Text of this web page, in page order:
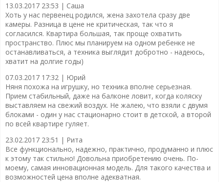
13.03.2017 23:53 | Саша
Хоть у нас первенец родился, жена захотела сразу две
камеры. Разница в цене не критическая, так что я
согласился. Квартира большая, так проще охватить
пространство. Плюс мы планируем на одном ребенке не
останавливаться, а техника выглядит добротно - надеюсь,
хватит на долгие годы)
07.03.2017 17:32 | Юрий
Няня похожа на игрушку, но техника вполне серьезная.
Прием стабильный, даже на балконе ловит, когда коляску
выставляем на свежий воздух. Не жалею, что взяли с двумя
блоками - один у нас стационарно стоит в детской, а второй
по всей квартире гуляет.
23.02.2017 23:51 | Рита
Все функционально, надежно, практично, продуманно и плюс
к этому так стильно! Довольна приобретению очень. По-
моему, самая инновационная модель. Для такого качества и
возможностей цена вполне адекватная.